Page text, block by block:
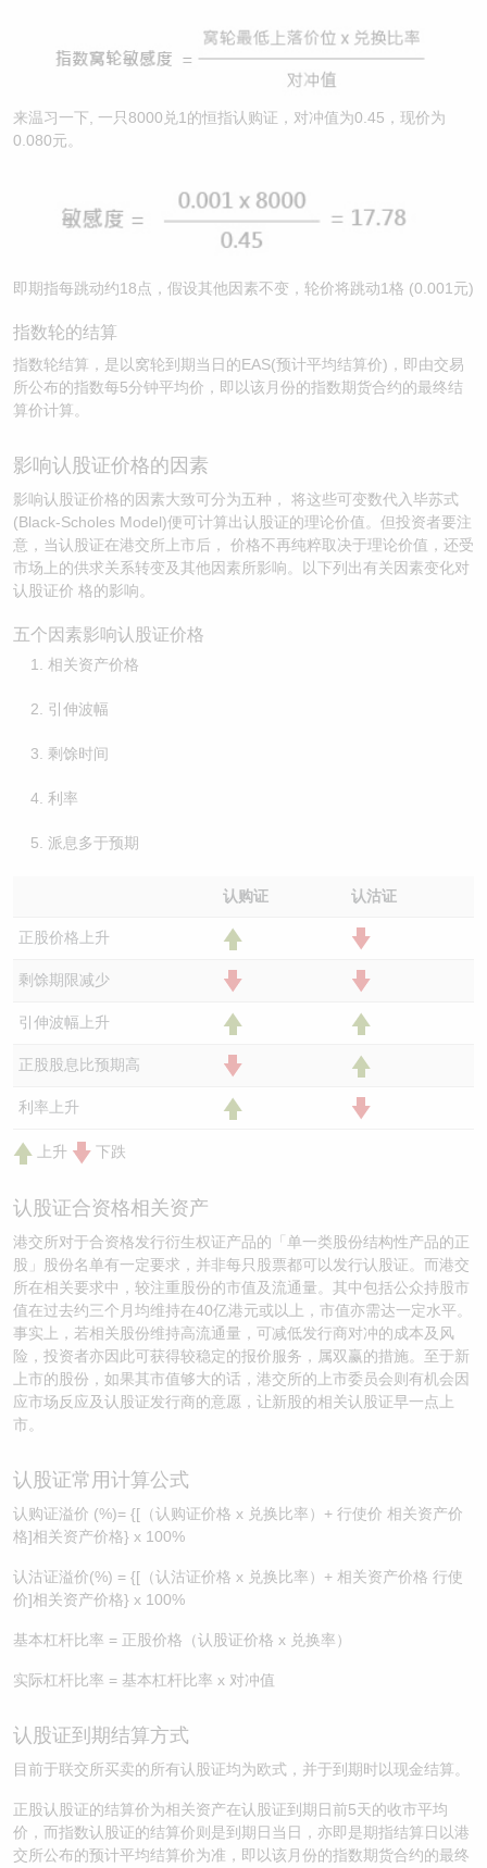
来温习一下, 一只8000兑1的恒指认购证，对冲值为0.45，现价为
0.080元。
即期指每跳动约18点，假设其他因素不变，轮价将跳动1格 (0.001元)
指数轮的结算
指数轮结算，是以窝轮到期当日的EAS(预计平均结算价)，即由交易
所公布的指数每5分钟平均价，即以该月份的指数期货合约的最终结
算价计算。
影响认股证价格的因素
影响认股证价格的因素大致可分为五种， 将这些可变数代入毕苏式
(Black-Scholes Model)便可计算出认股证的理论价值。但投资者要注
意，当认股证在港交所上市后， 价格不再纯粹取决于理论价值，还受
市场上的供求关系转变及其他因素所影响。以下列出有关因素变化对
认股证价 格的影响。
五个因素影响认股证价格
相关资产价格
引伸波幅
剩馀时间
利率
派息多于预期
认购证 认沽证
正股价格上升
剩馀期限减少
引伸波幅上升
正股股息比预期高
利率上升
上升 下跌
认股证合资格相关资产
港交所对于合资格发行衍生权证产品的「单一类股份结构性产品的正
股」股份名单有一定要求，并非每只股票都可以发行认股证。而港交
所在相关要求中，较注重股份的市值及流通量。其中包括公众持股市
值在过去约三个月均维持在40亿港元或以上，市值亦需达一定水平。
事实上，若相关股份维持高流通量，可减低发行商对冲的成本及风
险，投资者亦因此可获得较稳定的报价服务，属双赢的措施。至于新
上市的股份，如果其市值够大的话，港交所的上市委员会则有机会因
应市场反应及认股证发行商的意愿，让新股的相关认股证早一点上
市。
认股证常用计算公式
认购证溢价 (%)= {[（认购证价格 x 兑换比率）+ 行使价 相关资产价
格]相关资产价格} x 100%
认沽证溢价(%) = {[（认沽证价格 x 兑换比率）+ 相关资产价格 行使
价]相关资产价格} x 100%
基本杠杆比率 = 正股价格（认股证价格 x 兑换率）
实际杠杆比率 = 基本杠杆比率 x 对冲值
认股证到期结算方式
目前于联交所买卖的所有认股证均为欧式，并于到期时以现金结算。
正股认股证的结算价为相关资产在认股证到期日前5天的收市平均
价，而指数认股证的结算价则是到期日当日，亦即是期指结算日以港
交所公布的预计平均结算价为准，即以该月份的指数期货合约的最终